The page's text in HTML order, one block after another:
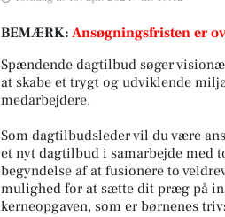
BEMÆRK: Ansøgningsfristen er
Spændende dagtilbud søger
at skabe et trygt og udviklende
medarbejdere.
Som dagtilbudsleder vil du være
et nyt dagtilbud i samarbejde med
begyndelse af at fusionere to
mulighed for at sætte dit præg på
kerneopgaven, som er børnenes